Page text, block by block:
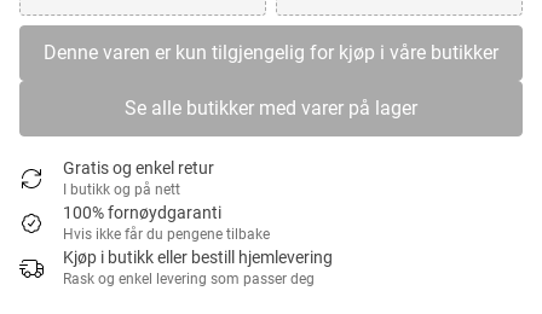
Denne varen er kun tilgjengelig for kjøp i våre butikker
Se alle butikker med varer på lager
Gratis og enkel retur
I butikk og på nett
100% fornøydgaranti
Hvis ikke får du pengene tilbake
Kjøp i butikk eller bestill hjemlevering
Rask og enkel levering som passer deg